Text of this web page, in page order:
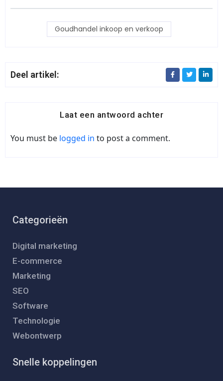
Goudhandel inkoop en verkoop
Deel artikel:
Laat een antwoord achter
You must be logged in to post a comment.
Categorieën
Digital marketing
E-commerce
Marketing
SEO
Software
Technologie
Webontwerp
Snelle koppelingen